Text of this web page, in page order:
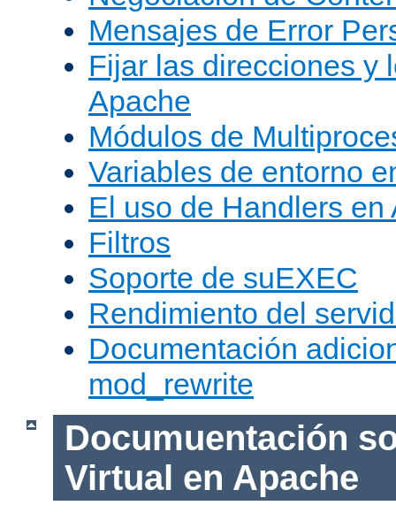
Mensajes de Error
Fijar las direcciones y
Apache
Módulos de
Variables de entorno
El uso de Handlers en
Filtros
Soporte de suEXEC
Rendimiento del
Documentación
mod_rewrite
Documuentación
Virtual en Apache